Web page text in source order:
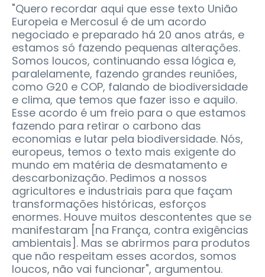
"Quero recordar aqui que esse texto União
Europeia e Mercosul é de um acordo
negociado e preparado há 20 anos atrás, e
estamos só fazendo pequenas alterações.
Somos loucos, continuando essa lógica e,
paralelamente, fazendo grandes reuniões,
como G20 e COP, falando de biodiversidade
e clima, que temos que fazer isso e aquilo.
Esse acordo é um freio para o que estamos
fazendo para retirar o carbono das
economias e lutar pela biodiversidade. Nós,
europeus, temos o texto mais exigente do
mundo em matéria de desmatamento e
descarbonização. Pedimos a nossos
agricultores e industriais para que façam
transformações históricas, esforços
enormes. Houve muitos descontentes que se
manifestaram [na França, contra exigências
ambientais]. Mas se abrirmos para produtos
que não respeitam esses acordos, somos
loucos, não vai funcionar", argumentou.